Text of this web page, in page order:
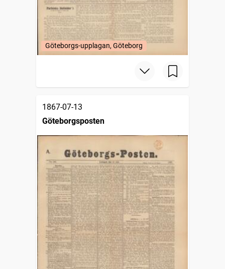
Göteborgs-upplagan, Göteborg
1867-07-13
Göteborgsposten